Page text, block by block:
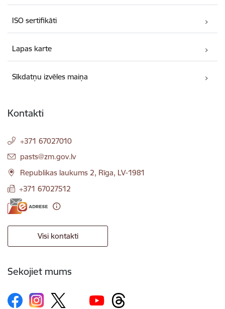
ISO sertifikāti
Lapas karte
Sīkdatņu izvēles maiņa
Kontakti
+371 67027010
E-pasts:
pasts@zm.gov.lv
Republikas laukums 2, Rīga, LV-1981
+371 67027512
Visi kontakti
Sekojiet mums